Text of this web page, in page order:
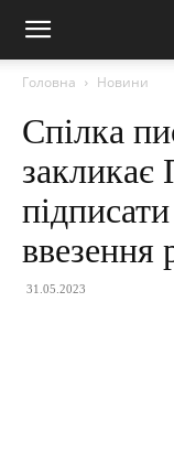
Головна Новини
Спілка
закликає
ввезення
31.05.2023